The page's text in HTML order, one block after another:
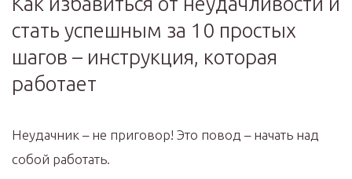
стать успешным за 10 простых
шагов – инструкция, которая
работает
Неудачник – не приговор! Это повод – начать над
собой работать.